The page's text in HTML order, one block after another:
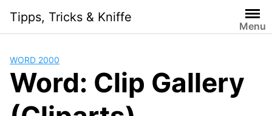
content
Tipps, Tricks & Kniffe
Menu
WORD 2000
Word: Clip Gallery